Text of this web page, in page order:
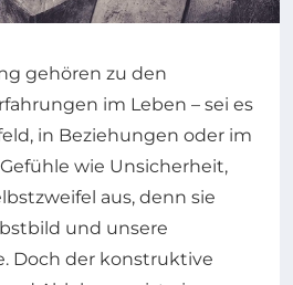
gehören zu den
im Leben – sei es
in Beziehungen oder im
wie Unsicherheit,
aus, denn sie
und unsere
Doch der konstruktive